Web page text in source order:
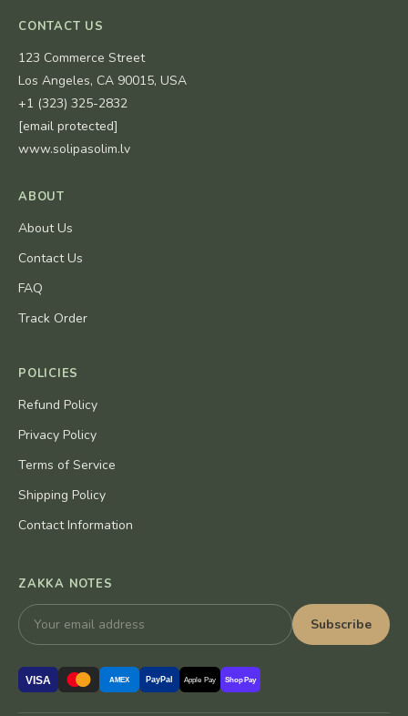
CONTACT US
123 Commerce Street
Los Angeles, CA 90015, USA
+1 (323) 325-2832
[email protected]
www.solipasolim.lv
ABOUT
About Us
Contact Us
FAQ
Track Order
POLICIES
Refund Policy
Privacy Policy
Terms of Service
Shipping Policy
Contact Information
ZAKKA NOTES
Subscribe
VISA AMEX PayPal Apple Pay Shop Pay